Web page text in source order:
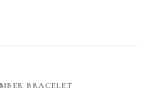
BRACELET